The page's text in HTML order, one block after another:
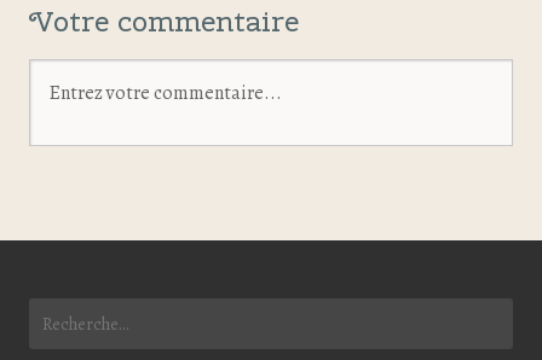
Votre commentaire